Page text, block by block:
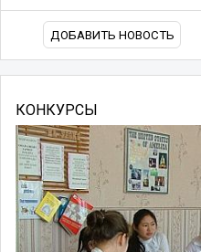
ДОБАВИТЬ НОВОСТЬ
КОНКУРСЫ